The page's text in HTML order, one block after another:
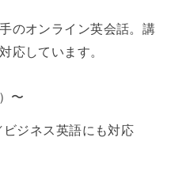
のオンライン英会話。講
応しています。
〜
ジネス英語にも対応